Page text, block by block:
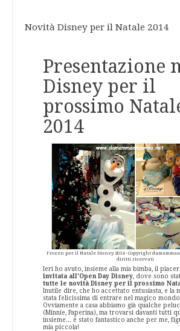
Novità Disney per il Natale 2014
Presentazione
Disney per il
prossimo
2014
Frozen per il Natale Disney 2014 - Copyright
diritti riservati
Ieri ho avuto, insieme alla mia bimba, il
invitata all'Open Day Disney , dove sono
tutte le novità Disney per il prossimo
Inutile dire, che ho accettato entusiasta, e la
stata felicissima di entrare nel magico mondo
Ovviamente a casa abbiamo già qualche
(Minnie, Paperina), ma trovarsi davanti tutti
insieme... è stato fantastico anche per me,
mia piccola!